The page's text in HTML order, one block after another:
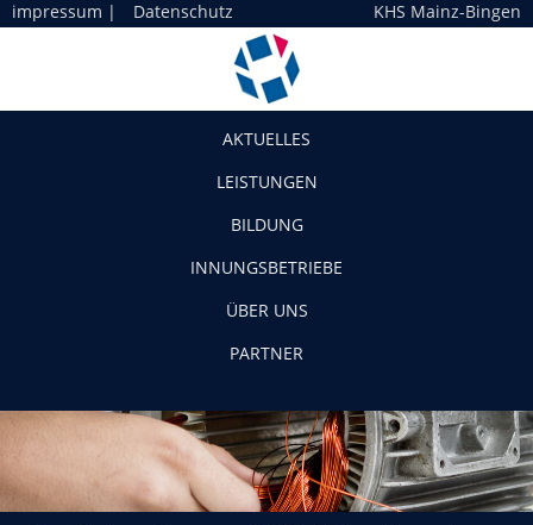
impressum | Datenschutz KHS Mainz-Bingen
AKTUELLES
LEISTUNGEN
BILDUNG
INNUNGSBETRIEBE
ÜBER UNS
PARTNER